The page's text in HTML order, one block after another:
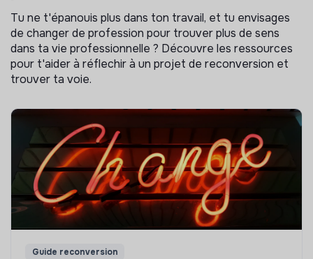
Tu ne t'épanouis plus dans ton travail, et tu envisages
de changer de profession pour trouver plus de sens
dans ta vie professionnelle ? Découvre les ressources
pour t'aider à réflechir à un projet de reconversion et
trouver ta voie.
Guide reconversion